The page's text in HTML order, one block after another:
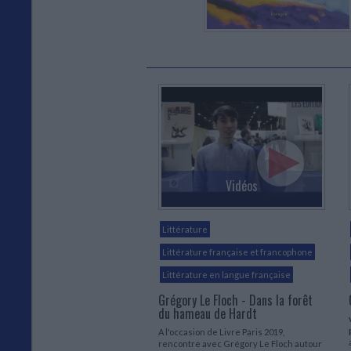
Vidéos
Littérature
Littérature française et francophone
Littérature en langue française
Grégory Le Floch - Dans la forêt
du hameau de Hardt
A l'occasion de Livre Paris 2019,
rencontre avec Grégory Le Floch autour